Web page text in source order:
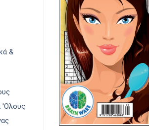
&
'Ολους